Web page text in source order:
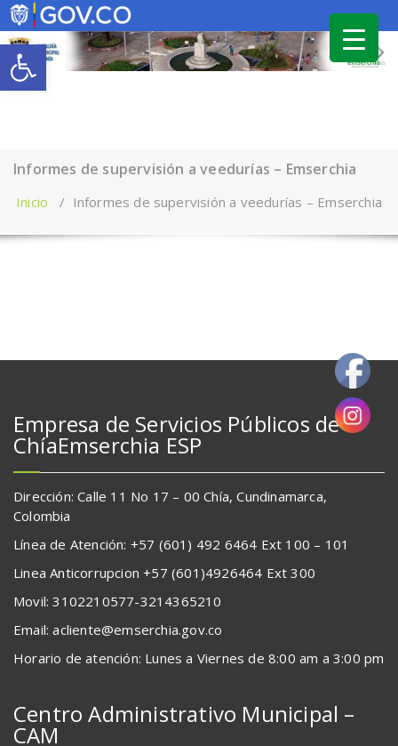
Abrir barra de herramientas
Saltar
contenido
Informes de supervisión a veedurías – Emserchia
Inicio / Informes de supervisión a veedurías – Emserchia
Empresa de Servicios Públicos de
ChíaEmserchia ESP
Dirección: Calle 11 No 17 – 00 Chía, Cundinamarca,
Colombia
Línea de Atención: +57 (601) 492 6464 Ext 100 – 101
Linea Anticorrupcion +57 (601)4926464 Ext 300
Movil: 3102210577-3214365210
Email: acliente@emserchia.gov.co
Horario de atención: Lunes a Viernes de 8:00 am a 3:00 pm
Centro Administrativo Municipal –
CAM